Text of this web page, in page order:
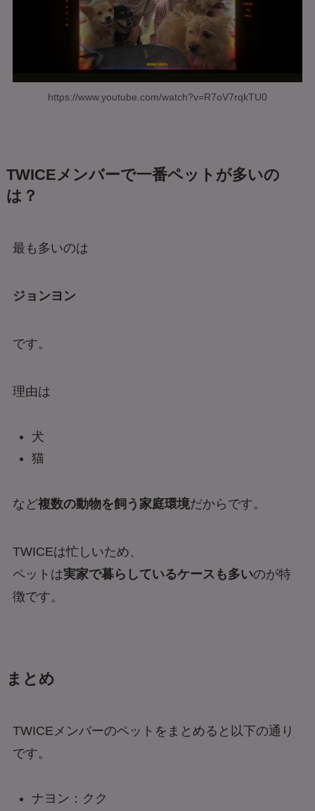
https://www.youtube.com/watch?v=R7oV7rqkTU0
TWICEメンバーで一番ペットが多いの
は？
最も多いのは
ジョンヨン
です。
理由は
犬
猫
など複数の動物を飼う家庭環境だからです。
TWICEは忙しいため、
ペットは実家で暮らしているケースも多いのが特
徴です。
まとめ
TWICEメンバーのペットをまとめると以下の通り
です。
ナヨン：クク